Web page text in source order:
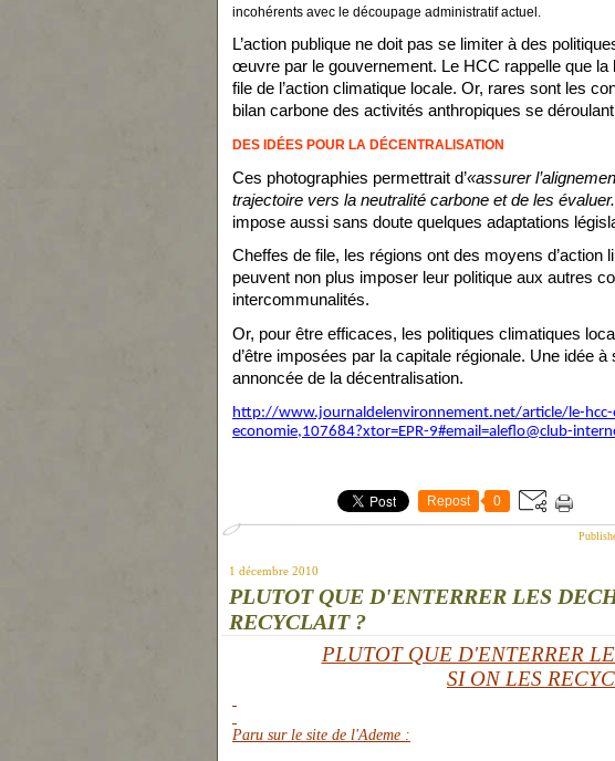
incohérents avec le découpage administratif actuel.
L’action publique ne doit pas se limiter à des
œuvre par le gouvernement. Le HCC rappelle que
file de l’action climatique locale. Or, rares sont les
bilan carbone des activités anthropiques se
DES IDÉES POUR LA DÉCENTRALISATION
Ces photographies permettrait d’«assurer
trajectoire vers la neutralité carbone et de les
impose aussi sans doute quelques adaptations
Cheffes de file, les régions ont des moyens
peuvent non plus imposer leur politique aux autres
intercommunalités.
Or, pour être efficaces, les politiques climatiques
d’être imposées par la capitale régionale. Une idée
annoncée de la décentralisation.
http://www.journaldelenvironnement.net/article/le-hcc-
economie,107684?xtor=EPR-9#email=aleflo@club-
Repost 0
1 décembre 2010
PLUTOT QUE D'ENTERRER LES
RECYCLAIT ?
PLUTOT QUE D'ENTERRER
SI ON LES
Paru sur le site de l'Ademe :